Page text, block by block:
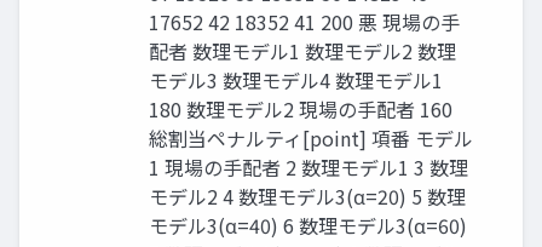
17652 42 18352 41 200 悪 現場の手
配者 数理モデル1 数理モデル2 数理
モデル3 数理モデル4 数理モデル1
180 数理モデル2 現場の手配者 160
総割当ペナルティ[point] 項番 モデル
1 現場の手配者 2 数理モデル1 3 数理
モデル2 4 数理モデル3(α=20) 5 数理
モデル3(α=40) 6 数理モデル3(α=60)